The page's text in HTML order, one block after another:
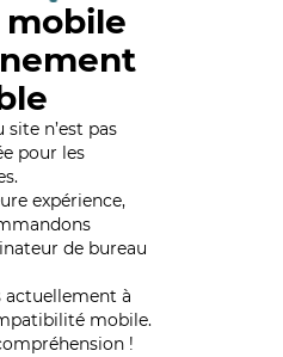
mobile
n’est pas
pour les
expérience,
de bureau
actuellement à
mobile.
!